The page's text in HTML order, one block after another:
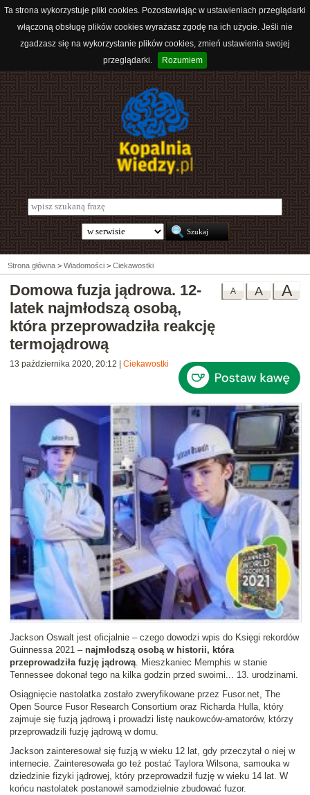
Ta strona wykorzystuje pliki cookies. Pozostawiając w ustawieniach przeglądarki
włączoną obsługę plików cookies wyrażasz zgodę na ich użycie. Jeśli nie
zgadzasz się na wykorzystanie plików cookies, zmień ustawienia swojej
przeglądarki.
Rozumiem
Strona główna > Wiadomości > Ciekawostki
A
A
A
Domowa fuzja jądrowa. 12-
latek najmłodszą osobą,
która przeprowadziła reakcję
termojądrową
13 października 2020, 20:12 Ciekawostki
Jackson Oswalt jest oficjalnie – czego dowodzi wpis do Księgi rekordów
Guinnessa 2021 – najmłodszą osobą w historii, która
przeprowadziła fuzję jądrową. Mieszkaniec Memphis w stanie
Tennessee dokonał tego na kilka godzin przed swoimi... 13. urodzinami.
Osiągnięcie nastolatka zostało zweryfikowane przez Fusor.net, The
Open Source Fusor Research Consortium oraz Richarda Hulla, który
zajmuje się fuzją jądrową i prowadzi listę naukowców-amatorów, którzy
przeprowadzili fuzję jądrową w domu.
Jackson zainteresował się fuzją w wieku 12 lat, gdy przeczytał o niej w
internecie. Zainteresowała go też postać Taylora Wilsona, samouka w
dziedzinie fizyki jądrowej, który przeprowadził fuzję w wieku 14 lat. W
końcu nastolatek postanowił samodzielnie zbudować fuzor.